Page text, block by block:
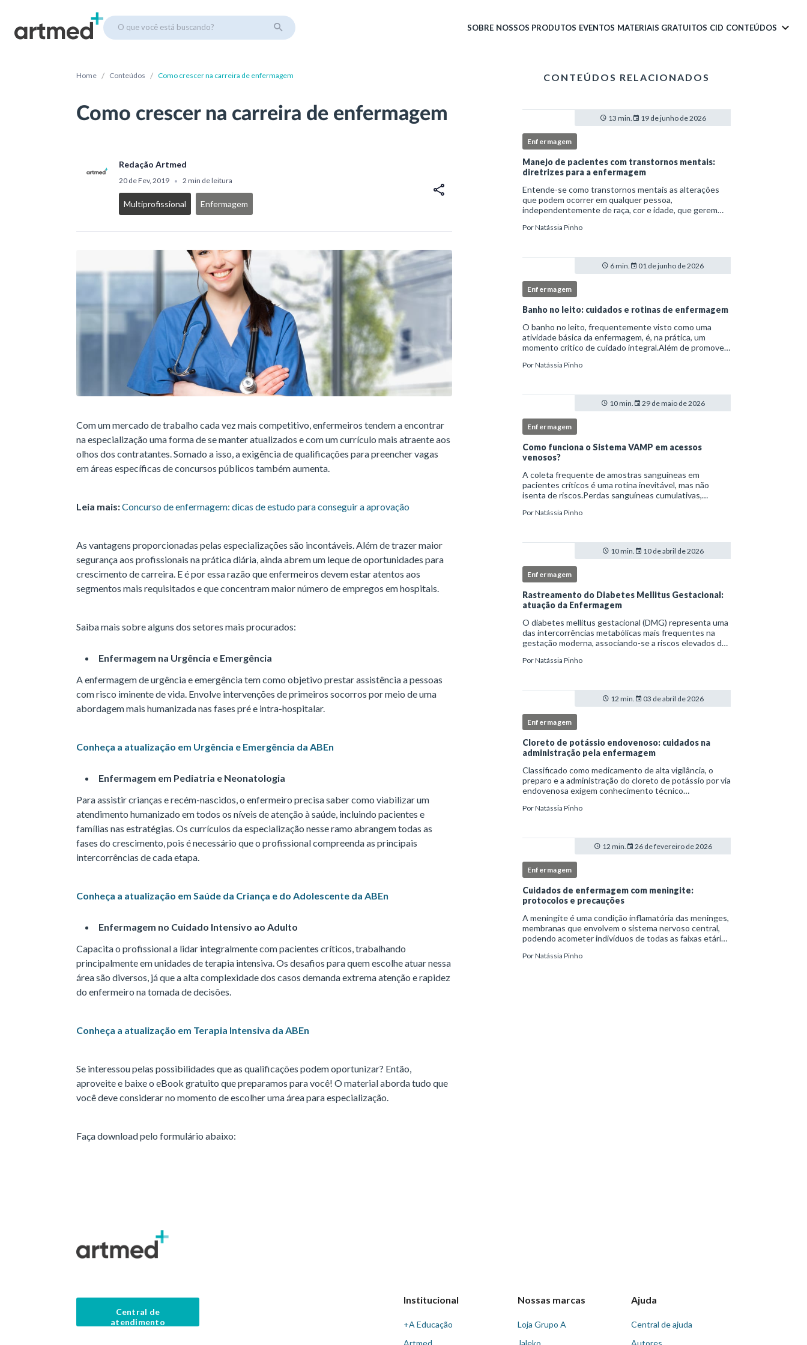
O que você está buscando? SOBRE NOSSOS PRODUTOS EVENTOS MATERIAIS GRATUITOS CID CONTEÚDOS
Home / Conteúdos / Como crescer na carreira de enfermagem
Como crescer na carreira de enfermagem
Redação Artmed
20 de Fev, 2019 • 2 min de leitura
Multiprofissional Enfermagem
Com um mercado de trabalho cada vez mais competitivo, enfermeiros tendem a encontrar
na especialização uma forma de se manter atualizados e com um currículo mais atraente aos
olhos dos contratantes. Somado a isso, a exigência de qualificações para preencher vagas
em áreas específicas de concursos públicos também aumenta.
Leia mais:Concurso de enfermagem: dicas de estudo para conseguir a aprovação
As vantagens proporcionadas pelas especializações são incontáveis. Além de trazer maior
segurança aos profissionais na prática diária, ainda abrem um leque de oportunidades para
crescimento de carreira. E é por essa razão que enfermeiros devem estar atentos aos
segmentos mais requisitados e que concentram maior número de empregos em hospitais.
Saiba mais sobre alguns dos setores mais procurados:
Enfermagem na Urgência e Emergência
A enfermagem de urgência e emergência tem como objetivo prestar assistência a pessoas
com risco iminente de vida. Envolve intervenções de primeiros socorros por meio de uma
abordagem mais humanizada nas fases pré e intra-hospitalar.
Conheça a atualização em Urgência e Emergência da ABEn
Enfermagem em Pediatria e Neonatologia
Para assistir crianças e recém-nascidos, o enfermeiro precisa saber como viabilizar um
atendimento humanizado em todos os níveis de atenção à saúde, incluindo pacientes e
famílias nas estratégias. Os currículos da especialização nesse ramo abrangem todas as
fases do crescimento, pois é necessário que o profissional compreenda as principais
intercorrências de cada etapa.
Conheça a atualização em Saúde da Criança e do Adolescente da ABEn
Enfermagem no Cuidado Intensivo ao Adulto
Capacita o profissional a lidar integralmente com pacientes críticos, trabalhando
principalmente em unidades de terapia intensiva. Os desafios para quem escolhe atuar nessa
área são diversos, já que a alta complexidade dos casos demanda extrema atenção e rapidez
do enfermeiro na tomada de decisões.
Conheça a atualização em Terapia Intensiva da ABEn
Se interessou pelas possibilidades que as qualificações podem oportunizar? Então,
aproveite e baixe o eBook gratuito que preparamos para você! O material aborda tudo que
você deve considerar no momento de escolher uma área para especialização.
Faça download pelo formulário abaixo:
CONTEÚDOS RELACIONADOS
13 min. 19 de junho de 2026
Enfermagem
Manejo de pacientes com transtornos mentais:
diretrizes para a enfermagem
Entende-se como transtornos mentais as alterações
que podem ocorrer em qualquer pessoa,
independentemente de raça, cor e idade, que gerem
do indivíduo.Por isso, os transtornos psiquiátricos rep
PorNatássia Pinho
6 min. 01 de junho de 2026
Enfermagem
Banho no leito: cuidados e rotinas de enfermagem
O banho no leito, frequentemente visto como uma
atividade básica da enfermagem, é, na prática, um
momento crítico de cuidado integral.Além de promover
detalhada, prevenção de complicações e fortalec
PorNatássia Pinho
10 min. 29 de maio de 2026
Enfermagem
Como funciona o Sistema VAMP em acessos
venosos?
A coleta frequente de amostras sanguíneas em
pacientes críticos é uma rotina inevitável, mas não
isenta de riscos.Perdas sanguíneas cumulativas,
necessidade de múltiplas punções e manipulação
PorNatássia Pinho
10 min. 10 de abril de 2026
Enfermagem
Rastreamento do Diabetes Mellitus Gestacional:
atuação da Enfermagem
O diabetes mellitus gestacional (DMG) representa uma
das intercorrências metabólicas mais frequentes na
gestação moderna, associando-se a riscos elevados de
identificado precocemente.Neste cenário, o enferm
PorNatássia Pinho
12 min. 03 de abril de 2026
Enfermagem
Cloreto de potássio endovenoso: cuidados na
administração pela enfermagem
Classificado como medicamento de alta vigilância, o
preparo e a administração do cloreto de potássio por via
endovenosa exigem conhecimento técnico
institucionais e atuação criteriosa da equipe de
PorNatássia Pinho
12 min. 26 de fevereiro de 2026
Enfermagem
Cuidados de enfermagem com meningite:
protocolos e precauções
A meningite é uma condição inflamatória das meninges,
membranas que envolvem o sistema nervoso central,
podendo acometer indivíduos de todas as faixas etárias
autolimitados até situações de extrem
PorNatássia Pinho
Central de
atendimento
Institucional
+A Educação
Artmed
Nossas marcas
Loja Grupo A
Jaleko
Ajuda
Central de ajuda
Autores